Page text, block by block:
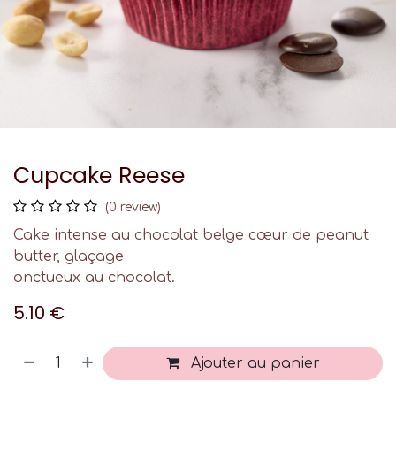
Cupcake Reese
(0 review)
Cake intense au chocolat belge cœur de peanut
butter, glaçage
onctueux au chocolat.
5.10 €
Ajouter au panier